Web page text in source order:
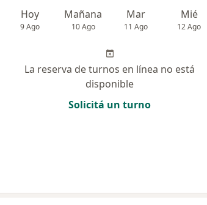
Hoy
9 Ago
Mañana
10 Ago
Mar
11 Ago
Mié
12 Ago
La reserva de turnos en línea no está
disponible
Solicitá un turno